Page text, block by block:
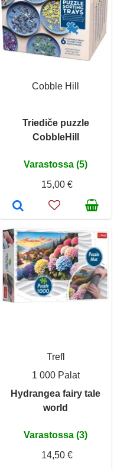
Cobble Hill
Triediče puzzle
CobbleHill
Varastossa (5)
15,00 €
Trefl
1 000 Palat
Hydrangea fairy tale
world
Varastossa (3)
14,50 €